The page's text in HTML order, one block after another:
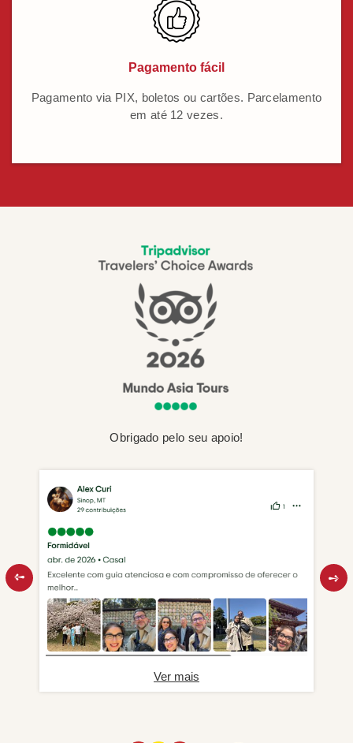
Pagamento fácil
Pagamento via PIX, boletos ou cartões. Parcelamento
em até 12 vezes.
Obrigado pelo seu apoio!
Ver mais